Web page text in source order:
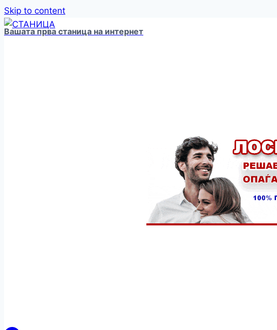
Skip to content
Вашата прва станица на интернет